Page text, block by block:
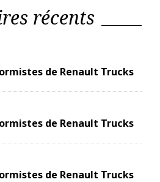
récents
de Renault Trucks
de Renault Trucks
de Renault Trucks